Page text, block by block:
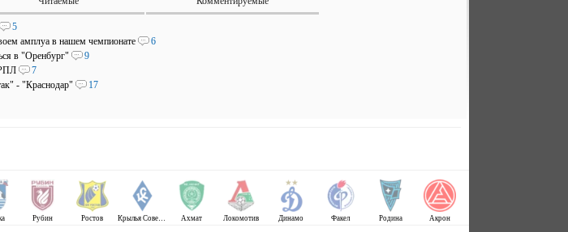
5
амплуа в нашем чемпионате
6
в "Оренбург"
9
РПЛ
7
- "Краснодар"
17
Рубин Ростов Крылья Советов Ахмат Локомотив Динамо Факел Родина Акрон